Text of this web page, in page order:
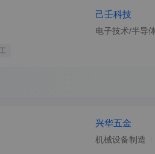
己壬科技
兴华五金
机械设备制造